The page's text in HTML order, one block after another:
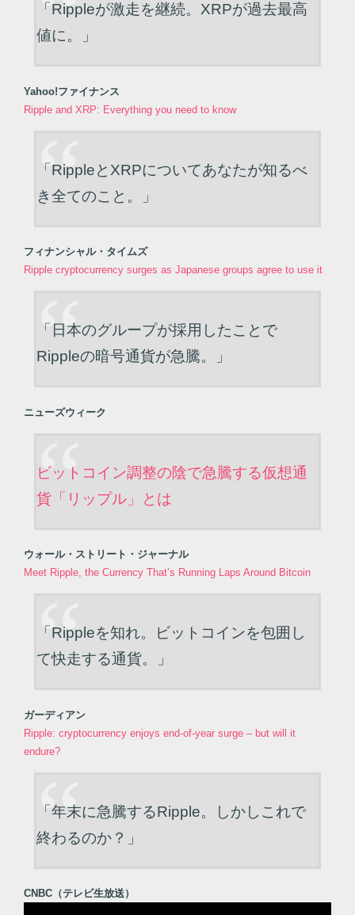
「Rippleが激走を継続。XRPが過去最高
値に。」
Yahoo!ファイナンス
Ripple and XRP: Everything you need to know
「RippleとXRPについてあなたが知るべ
き全てのこと。」
フィナンシャル・タイムズ
Ripple cryptocurrency surges as Japanese groups agree to use it
「日本のグループが採用したことで
Rippleの暗号通貨が急騰。」
ニューズウィーク
ビットコイン調整の陰で急騰する仮想通
貨「リップル」とは
ウォール・ストリート・ジャーナル
Meet Ripple, the Currency That’s Running Laps Around Bitcoin
「Rippleを知れ。ビットコインを包囲し
て快走する通貨。」
ガーディアン
Ripple: cryptocurrency enjoys end-of-year surge – but will it
endure?
「年末に急騰するRipple。しかしこれで
終わるのか？」
CNBC（テレビ生放送）